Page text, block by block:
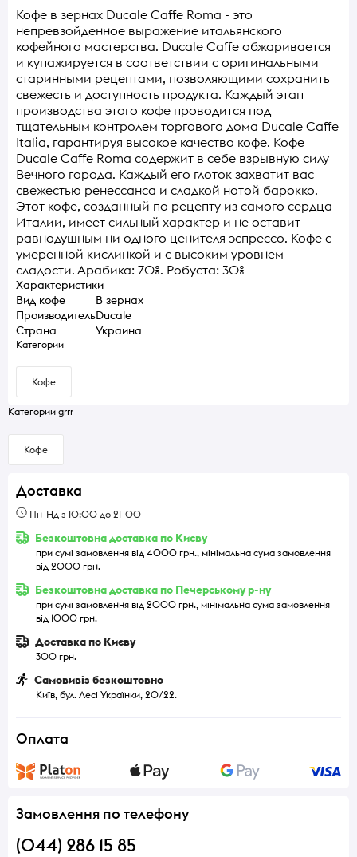
Кофе в зернах Ducale Caffe Roma - это
непревзойденное выражение итальянского
кофейного мастерства. Ducale Caffe обжаривается
и купажируется в соответствии с оригинальными
старинными рецептами, позволяющими сохранить
свежесть и доступность продукта. Каждый этап
производства этого кофе проводится под
тщательным контролем торгового дома Ducale Caffe
Italia, гарантируя высокое качество кофе. Кофе
Ducale Caffe Roma содержит в себе взрывную силу
Вечного города. Каждый его глоток захватит вас
свежестью ренессанса и сладкой нотой барокко.
Этот кофе, созданный по рецепту из самого сердца
Италии, имеет сильный характер и не оставит
равнодушным ни одного ценителя эспрессо. Кофе с
умеренной кислинкой и с высоким уровнем
сладости. Арабика: 70%. Робуста: 30%
Характеристики
Вид кофе
В зернах
ПроизводительDucale
Страна
Украина
Категории
Кофе
Категории grrr
Кофе
Доставка
Пн-Нд з 10:00 до 21-00
Безкоштовна доставка по Києву
при сумі замовлення від 4000 грн., мінімальна сума замовлення
від 2000 грн.
Безкоштовна доставка по Печерському р-ну
при сумі замовлення від 2000 грн., мінімальна сума замовлення
від 1000 грн.
Доставка по Києву
300 грн.
Самовивіз безкоштовно
Київ, бул. Лесі Українки, 20/22.
Оплата
Замовлення по телефону
(044) 286 15 85